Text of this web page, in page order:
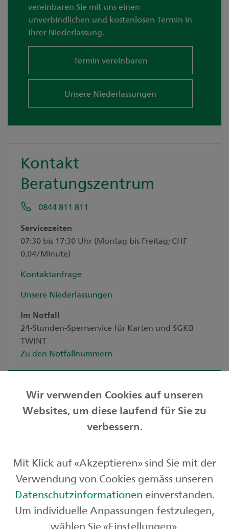
vereinbaren Sie mit uns einen
unverbindlichen und kostenlosen Termin in
Ihrer Niederlassung.
Termin vereinbaren
Unsere Niederlassungen
Kontakt
Beratungszentrum
0844 811 811
Servicezeiten
07:30 bis 17:30 Uhr (Montag bis Freitag; CHF
0.04/Minute)
Kontaktanfrage
Unsere Niederlassungen
Im Notfall
24-Stunden-Sperrservice für Karten und SGKB
TWINT
Zu den Notfallnummern
Privatkunden
Börse und Märkte
Über uns
Wir verwenden Cookies auf unseren
Websites, um diese laufend für Sie zu
verbessern.
Mit Klick auf «Akzeptieren» sind Sie mit der
Verwendung von Cookies gemäss unseren
Datenschutzinformationen einverstanden.
Um individuelle Anpassungen festzulegen,
wählen Sie «Einstellungen».